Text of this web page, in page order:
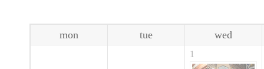
mon tue wed
1